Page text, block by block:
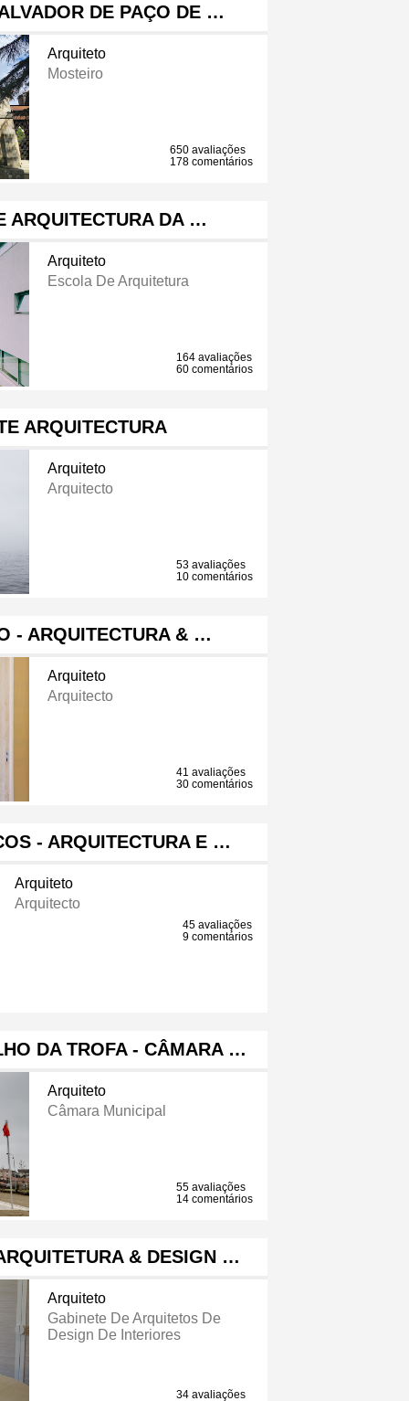
DE PAÇO DE …
Arquiteto
Mosteiro
650 avaliações
178 comentários
ARQUITECTURA DA …
Arquiteto
Escola De Arquitetura
164 avaliações
60 comentários
ARQUITECTURA
Arquiteto
Arquitecto
53 avaliações
10 comentários
- ARQUITECTURA & …
Arquiteto
Arquitecto
41 avaliações
30 comentários
- ARQUITECTURA E …
Arquiteto
Arquitecto
45 avaliações
9 comentários
DA TROFA - CÂMARA …
Arquiteto
Câmara Municipal
55 avaliações
14 comentários
& DESIGN …
Arquiteto
Gabinete De Arquitetos De
Design De Interiores
34 avaliações